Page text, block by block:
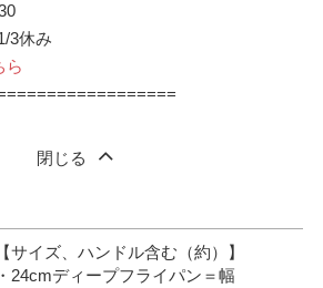
3休み
ら
閉じる
【サイズ、ハンドル含む（約）】
・24cmディープフライパン＝幅